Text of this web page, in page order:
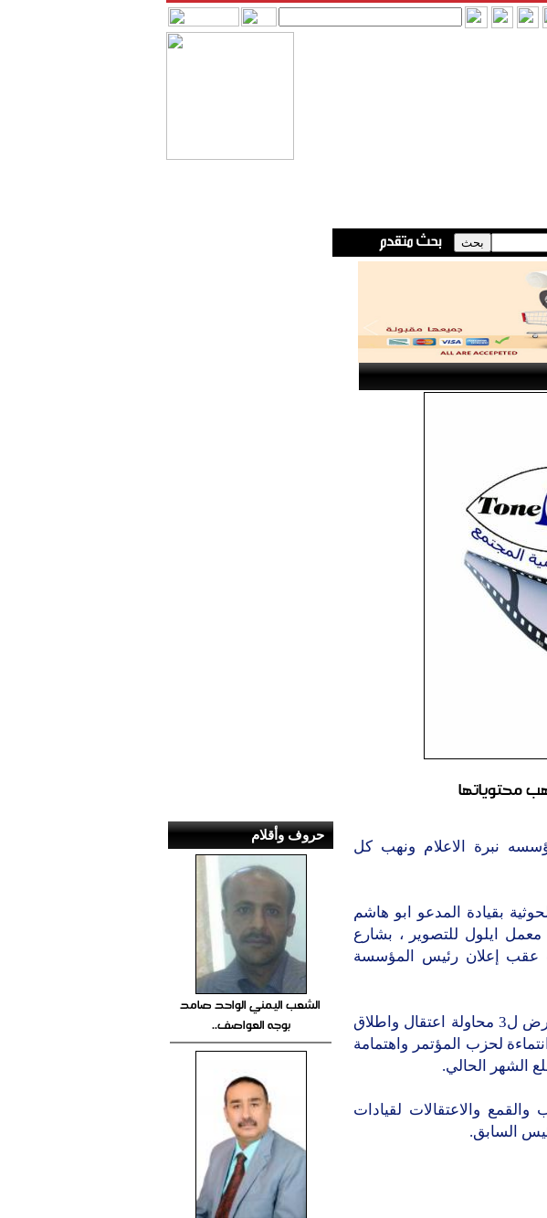
محتوياتها
نبرة الاعلام ونهب كل
الحوثية بقيادة المدعو ابو هاشم
ايلول للتصوير ، بشارع
عقب إعلان رئيس المؤسسة
وكان رئيس المؤسسة الزميل أياد الشرعبي قد تعرض ل3 محاولة اعتقال واطلاق
لحزب المؤتمر واهتمامة
الشهر الحالي.
والاعتقالات لقيادات
السابق.
حروف وأقلام
الشعب اليمني الواحد صامد
بوجه العواصف..